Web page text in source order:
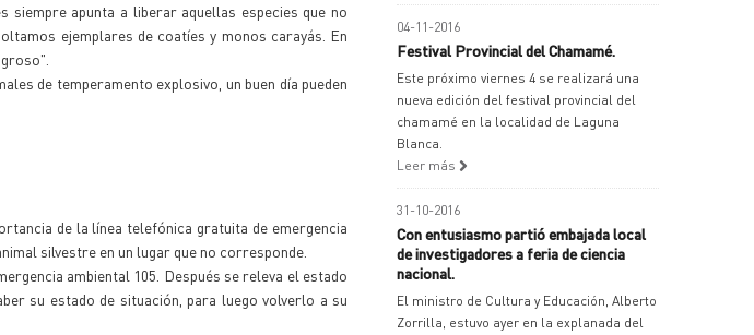
siempre apunta a liberar aquellas especies que no
ejemplares de coatíes y monos carayás. En
de temperamento explosivo, un buen día pueden
de la línea telefónica gratuita de emergencia
silvestre en un lugar que no corresponde.
ambiental 105. Después se releva el estado
su estado de situación, para luego volverlo a su
04-11-2016
Festival Provincial del Chamamé.
Este próximo viernes 4 se realizará una
nueva edición del festival provincial del
chamamé en la localidad de Laguna
Blanca.
Leer más
31-10-2016
Con entusiasmo partió embajada local
de investigadores a feria de ciencia
nacional.
El ministro de Cultura y Educación, Alberto
Zorrilla, estuvo ayer en la explanada del